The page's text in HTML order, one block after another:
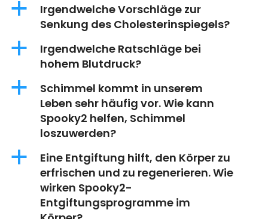
a
Irgendwelche Vorschläge zur
Senkung des Cholesterinspiegels?
a
Irgendwelche Ratschläge bei
hohem Blutdruck?
a
Schimmel kommt in unserem
Leben sehr häufig vor. Wie kann
Spooky2 helfen, Schimmel
loszuwerden?
a
Eine Entgiftung hilft, den Körper zu
erfrischen und zu regenerieren. Wie
wirken Spooky2-
Entgiftungsprogramme im